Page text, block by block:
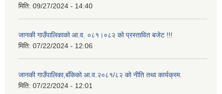
मिति: 09/27/2024 - 14:40
जानकी गाउँपालिकाको आ.व. ०८१।०८२ को प्रस्तावित बजेट !!!
मिति: 07/22/2024 - 12:06
जानकी गाउँपालिका,बाँकेको आ.व.२०८१/८२ को नीति तथा कार्यक्रम.
मिति: 07/22/2024 - 12:01